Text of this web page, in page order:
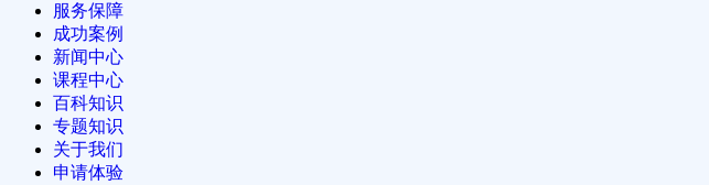
服务保障
成功案例
新闻中心
课程中心
百科知识
专题知识
关于我们
申请体验